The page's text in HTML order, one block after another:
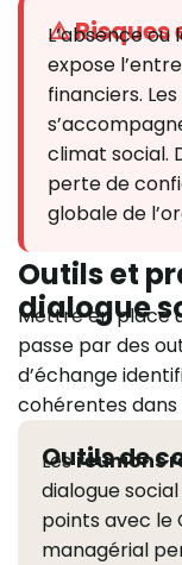
⚠️ Risques
L’absence
expose
financiers.
climat social.
perte de
globale de
Outils et
dialogue
Mettre en place
passe par des
d’échange
cohérentes dans
Outils de
Lesréunions
dialogue
points avec le
managérial